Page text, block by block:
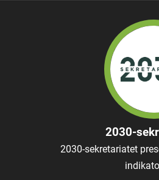
2030-
2030-sekretariatet